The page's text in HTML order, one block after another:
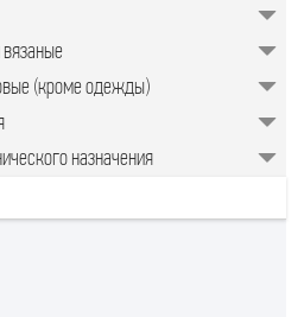
(кроме одежды)
назначения